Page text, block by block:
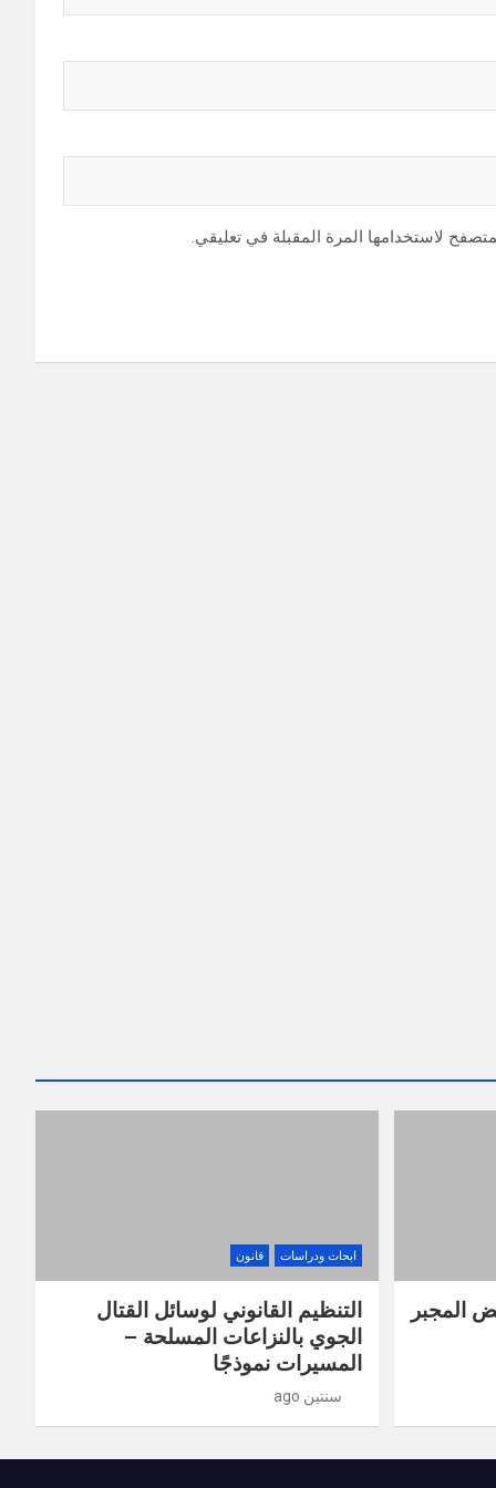
لاستخدامها المرة المقبلة في تعليقي.
المجبر
ابحاث ودراسات قانون
التنظيم القانوني لوسائل القتال
الجوي بالنزاعات المسلحة –
المسيرات نموذجًا
سنتين ago